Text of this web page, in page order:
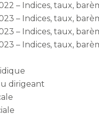
– Indices, taux,
– Indices, taux,
– Indices, taux,
– Indices, taux,
dirigeant